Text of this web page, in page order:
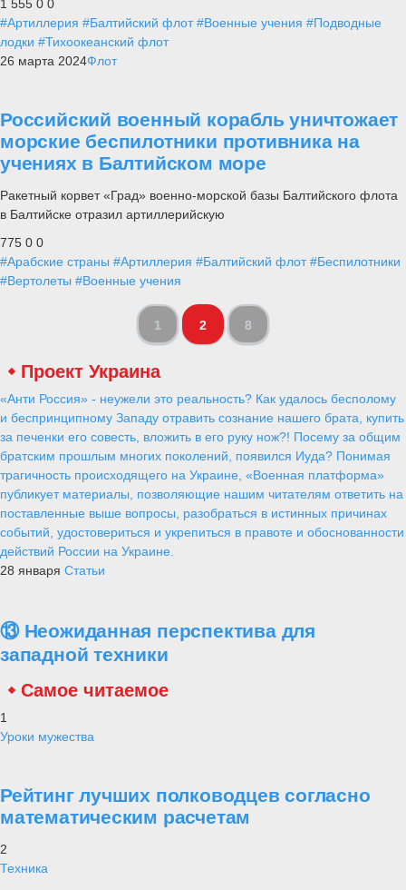
1 555 0 0
#Артиллерия #Балтийский флот #Военные учения #Подводные
лодки #Тихоокеанский флот
26 марта 2024Флот
Российский военный корабль уничтожает
морские беспилотники противника на
учениях в Балтийском море
Ракетный корвет «Град» военно-морской базы Балтийского флота
в Балтийске отразил артиллерийскую
775 0 0
#Арабские страны #Артиллерия #Балтийский флот #Беспилотники
#Вертолеты #Военные учения
1 2 8
Проект Украина
«Анти Россия» - неужели это реальность? Как удалось бесполому
и беспринципному Западу отравить сознание нашего брата, купить
за печенки его совесть, вложить в его руку нож?! Посему за общим
братским прошлым многих поколений, появился Иуда? Понимая
трагичность происходящего на Украине, «Военная платформа»
публикует материалы, позволяющие нашим читателям ответить на
поставленные выше вопросы, разобраться в истинных причинах
событий, удостовериться и укрепиться в правоте и обоснованности
действий России на Украине.
28 января Статьи
⑬ Неожиданная перспектива для
западной техники
Самое читаемое
1
Уроки мужества
Рейтинг лучших полководцев согласно
математическим расчетам
2
Техника